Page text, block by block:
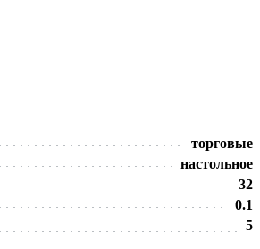
торговые
настольное
32
0.1
5